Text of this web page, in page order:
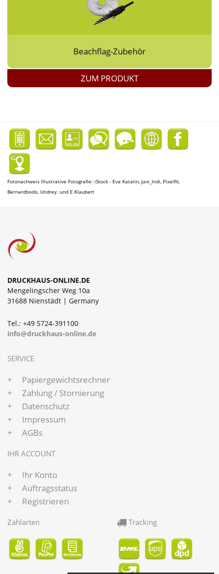
Beachflag-Zubehör
ZUM PRODUKT
Fotonachweis Illustrative Fotografie: iStock - Eva Katalin, Javi_Indi, Pixelfit,
Bernardbodo, Undrey. und E.Klaubert
DRUCKHAUS-ONLINE.DE
Mengelingscher Weg 10a
31688 Nienstädt | Germany
Tel.: +49 5724-391100
info@druckhaus-online.de
SERVICE
Papiergewichtsrechner
Zahlung / Stornierung
Datenschutz
Impressum
AGBs
IHR ACCOUNT
Ihr Konto
Auftragsstatus
Registrieren
Zahlarten Tracking